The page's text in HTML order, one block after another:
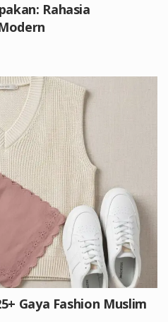
Rahasia
Gaya Fashion Muslim